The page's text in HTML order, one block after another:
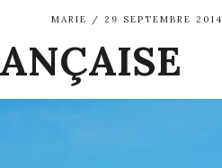
MARIE 29 SEPTEMBRE 2014